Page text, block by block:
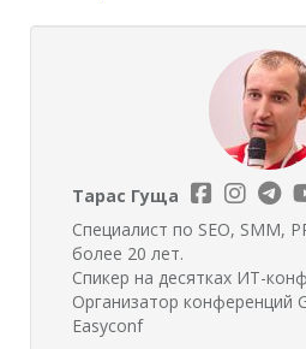
Тарас Гуща
Специалист по SEO, SMM,
более 20 лет.
Спикер на десятках ИТ-
Организатор конференций
Easyconf